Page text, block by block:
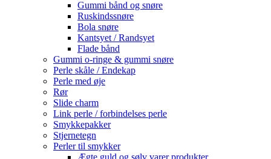
Gummi bånd og snøre
Ruskindssnøre
Bola snøre
Kantsyet / Randsyet
Flade bånd
Gummi o-ringe & gummi snøre
Perle skåle / Endekap
Perle med øje
Rør
Slide charm
Link perle / forbindelses perle
Smykkepakker
Stjernetegn
Perler til smykker
Ægte guld og sølv varer produkter